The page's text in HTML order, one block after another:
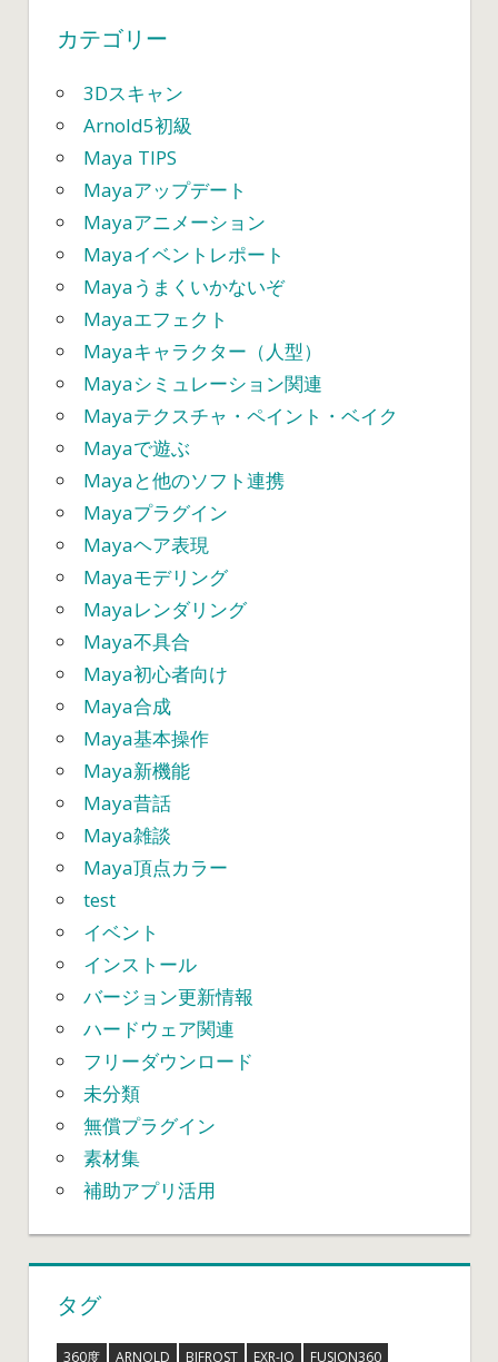
ン
カテゴリー
3Dスキャン
Arnold5初級
Maya TIPS
Mayaアップデート
Mayaアニメーション
Mayaイベントレポート
Mayaうまくいかないぞ
Mayaエフェクト
Mayaキャラクター（人型）
Mayaシミュレーション関連
Mayaテクスチャ・ペイント・ベイク
Mayaで遊ぶ
Mayaと他のソフト連携
Mayaプラグイン
Mayaヘア表現
Mayaモデリング
Mayaレンダリング
Maya不具合
Maya初心者向け
Maya合成
Maya基本操作
Maya新機能
Maya昔話
Maya雑談
Maya頂点カラー
test
イベント
インストール
バージョン更新情報
ハードウェア関連
フリーダウンロード
未分類
無償プラグイン
素材集
補助アプリ活用
タグ
360度 ARNOLD BIFROST EXR-IO
FUSION360